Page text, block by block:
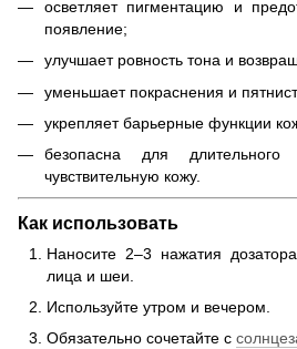
осветляет пигментацию и
появление;
улучшает ровность тона и
уменьшает покраснения и
укрепляет барьерные функции
безопасна для длительного
чувствительную кожу.
Как использовать
Наносите 2–3 нажатия
лица и шеи.
Используйте утром и вечером.
Обязательно сочетайте с